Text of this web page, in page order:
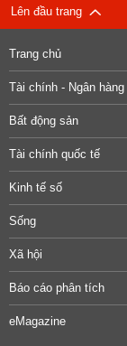
Lên đầu trang
Trang chủ
Tài chính - Ngân hàng
Bất động sản
Tài chính quốc tế
Kinh tế số
Sống
Xã hội
Báo cáo phân tích
eMagazine